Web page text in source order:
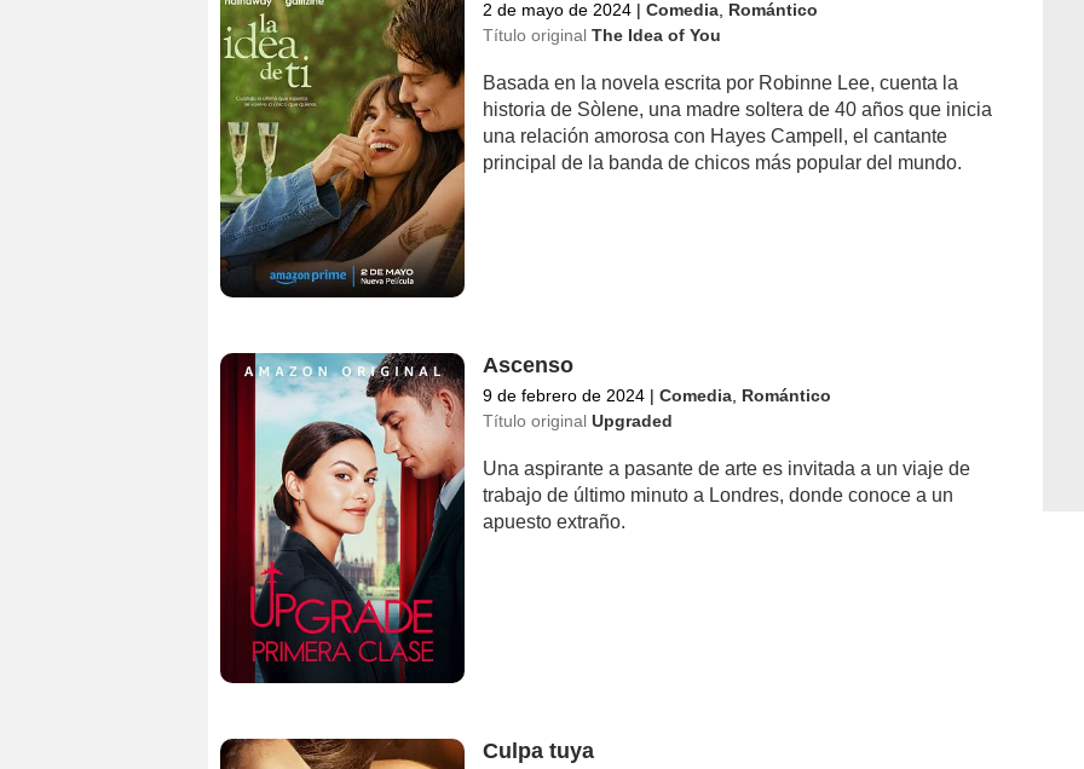
2 de mayo de 2024 | Comedia, Romántico
Título original The Idea of You
Basada en la novela escrita por Robinne Lee, cuenta la
historia de Sòlene, una madre soltera de 40 años que inicia
una relación amorosa con Hayes Campell, el cantante
principal de la banda de chicos más popular del mundo.
Ascenso
9 de febrero de 2024 | Comedia, Romántico
Título original Upgraded
Una aspirante a pasante de arte es invitada a un viaje de
trabajo de último minuto a Londres, donde conoce a un
apuesto extraño.
Culpa tuya